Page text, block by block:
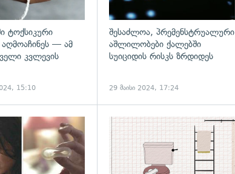
ტოქსიკური
— ამ
კვლევის
15:10
შესაძლოა, პრემენსტრუალური
აშლილობები ქალებში
სუიციდის რისკს ზრდიდეს
29 მაისი 2024, 17:24